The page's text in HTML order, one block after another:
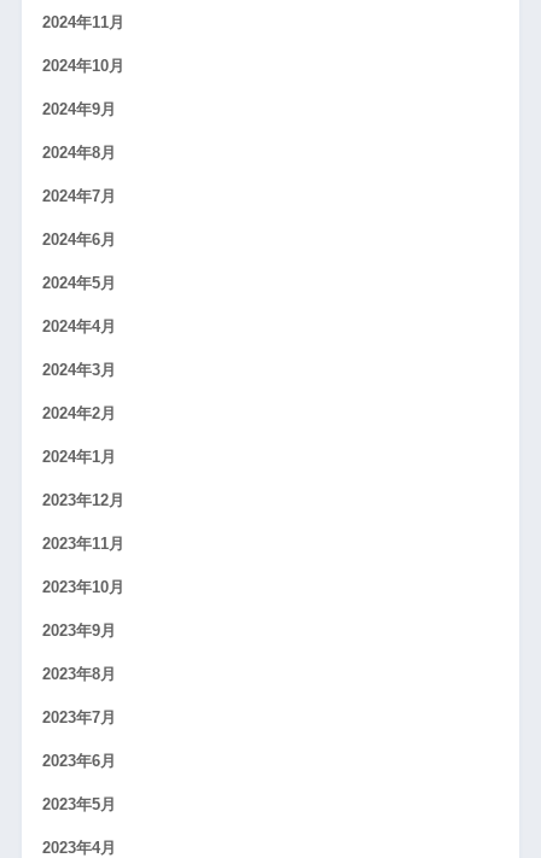
2024年11月
2024年10月
2024年9月
2024年8月
2024年7月
2024年6月
2024年5月
2024年4月
2024年3月
2024年2月
2024年1月
2023年12月
2023年11月
2023年10月
2023年9月
2023年8月
2023年7月
2023年6月
2023年5月
2023年4月